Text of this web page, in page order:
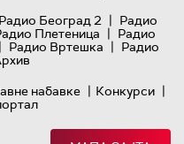
Радио Београд 2 | Радио
Плетеница | Радио
| Радио Вртешка | Радио
набавке | Конкурси |